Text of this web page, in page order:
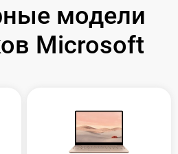
модели
Microsoft